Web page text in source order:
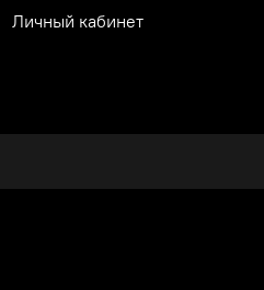
Личный кабинет